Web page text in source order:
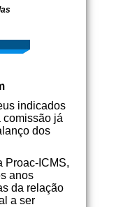
indicados
comissão já
dos
Proac-ICMS,
anos
da relação
a ser